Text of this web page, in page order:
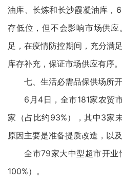
油库、长炼和长沙霞凝油库，
存低位，但不会影响市场供
足，在疫情防控期间，充分满
库存补充，保证市场供应有序。
七、生活必需品保供场所
6月4日，全市181家农贸
家（占比约93%），其中3家
原因主要是准备提质改造，以
全市79家大中型超市开
100%）。